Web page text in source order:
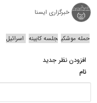
خبرگزاری ایسنا
حمله موشکی جلسه کابینه اسرائیل
افزودن نظر جدید
نام